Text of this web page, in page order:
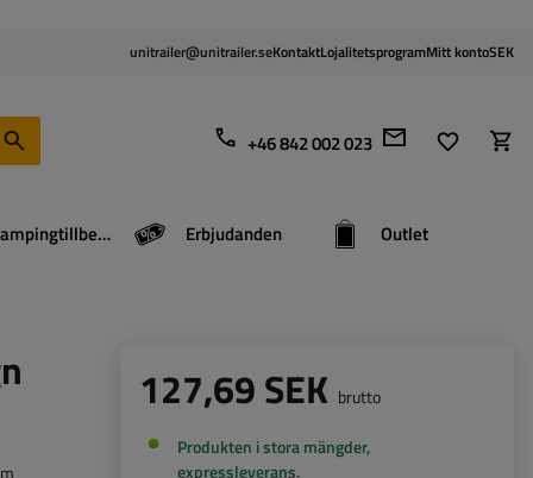
unitrailer@unitrailer.seKontaktLojalitetsprogramMitt kontoSEK
+46 842 002 023
Campingtillbehör Erbjudanden Outlet
127,69 SEK brutto
Produkten i stora mängder,
expressleverans